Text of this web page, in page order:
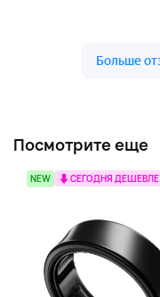
Посмотрите еще
NEW СЕГОДНЯ ДЕШЕВЛЕ